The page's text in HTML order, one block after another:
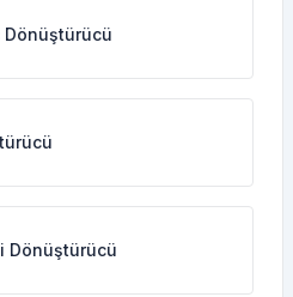
Dönüştürücü
Dönüştürücü